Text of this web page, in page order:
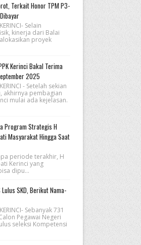
Terkait Honor TPM P3-
Selain
kinerja dari Balai
proyek
Kerinci Bakal Terima
2025
- Setelah sekian
akhirnya pembagian
mulai ada kejelasan.
Program Strategis H
Masyarakat Hingga Saat
periode terakhir, H
Kerinci yang
dipu...
SKD, Berikut Nama-
Sebanyak 731
Pegawai Negeri
seleksi Kompetensi